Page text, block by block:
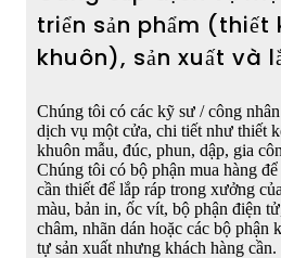
triển sản phẩm (thiết
khuôn), sản xuất và
Chúng tôi có các kỹ sư / công
dịch vụ một cửa, chi tiết như thiết
khuôn mẫu, đúc, phun, dập, gia
Chúng tôi có bộ phận mua hàng
cần thiết để lắp ráp trong xưởng
màu, bản in, ốc vít, bộ phận điện
châm, nhãn dán hoặc các bộ phận
tự sản xuất nhưng khách hàng cần.